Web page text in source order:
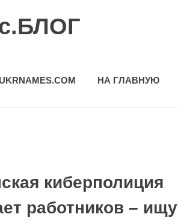
НА ГЛАВНУЮ
киберполиция
работников –